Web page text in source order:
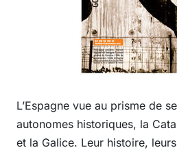
L’Espagne vue au prisme de
autonomes historiques, la
et la Galice. Leur histoire,